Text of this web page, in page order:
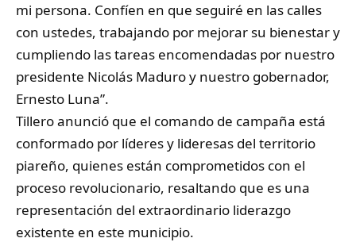
mi persona. Confíen en que seguiré en las calles
con ustedes, trabajando por mejorar su bienestar y
cumpliendo las tareas encomendadas por nuestro
presidente Nicolás Maduro y nuestro gobernador,
Ernesto Luna”.
Tillero anunció que el comando de campaña está
conformado por líderes y lideresas del territorio
piareño, quienes están comprometidos con el
proceso revolucionario, resaltando que es una
representación del extraordinario liderazgo
existente en este municipio.